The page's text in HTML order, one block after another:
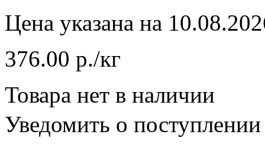
Цена указана на
376.00 р./кг
Товара нет в наличии
Уведомить о поступлении